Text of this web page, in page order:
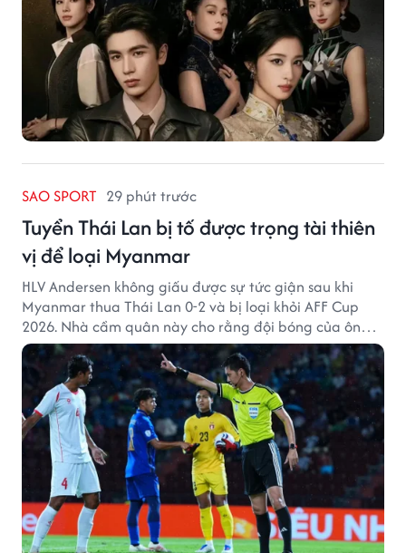
SAO SPORT 29 phút trước
Tuyển Thái Lan bị tố được trọng tài thiên
vị để loại Myanmar
HLV Andersen không giấu được sự tức giận sau khi
Myanmar thua Thái Lan 0-2 và bị loại khỏi AFF Cup
2026. Nhà cầm quân này cho rằng đội bóng của ông
thất bại bởi những quyết định từ tổ trọng tài.